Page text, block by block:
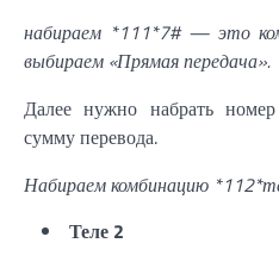
набираем *111*7# — это
выбираем «Прямая передача».
Далее нужно набрать
сумму перевода.
Набираем комбинацию
Теле 2